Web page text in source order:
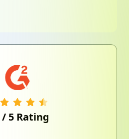
/ 5 Rating